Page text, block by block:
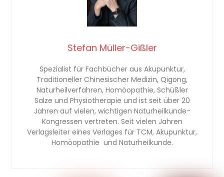
Stefan Müller-Gißler
Spezialist für Fachbücher aus Akupunktur,
Traditioneller Chinesischer Medizin, Qigong,
Naturheilverfahren, Homöopathie, Schüßler
Salze und Physiotherapie und ist seit über 20
Jahren auf vielen, wichtigen Naturheilkunde-
Kongressen vertreten. Seit vielen Jahren
Verlagsleiter eines Verlages für TCM, Akupunktur,
Homöopathie und Naturheilkunde.